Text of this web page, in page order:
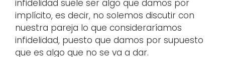
infidelidad suele ser algo que damos por
implícito, es decir, no solemos discutir con
nuestra pareja lo que consideraríamos
infidelidad, puesto que damos por supuesto
que es algo que no se va a dar.